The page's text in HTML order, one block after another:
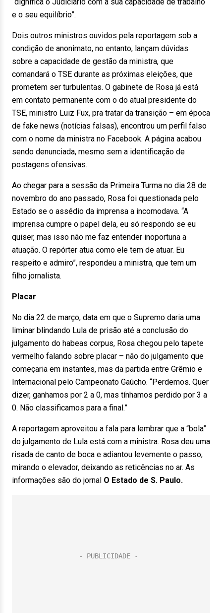
e o seu equilíbrio”.
Dois outros ministros ouvidos pela reportagem sob a
condição de anonimato, no entanto, lançam dúvidas
sobre a capacidade de gestão da ministra, que
comandará o TSE durante as próximas eleições, que
prometem ser turbulentas. O gabinete de Rosa já está
em contato permanente com o do atual presidente do
TSE, ministro Luiz Fux, pra tratar da transição – em época
de fake news (notícias falsas), encontrou um perfil falso
com o nome da ministra no Facebook. A página acabou
sendo denunciada, mesmo sem a identificação de
postagens ofensivas.
Ao chegar para a sessão da Primeira Turma no dia 28 de
novembro do ano passado, Rosa foi questionada pelo
Estado se o assédio da imprensa a incomodava. “A
imprensa cumpre o papel dela, eu só respondo se eu
quiser, mas isso não me faz entender inoportuna a
atuação. O repórter atua como ele tem de atuar. Eu
respeito e admiro”, respondeu a ministra, que tem um
filho jornalista.
Placar
No dia 22 de março, data em que o Supremo daria uma
liminar blindando Lula de prisão até a conclusão do
julgamento do habeas corpus, Rosa chegou pelo tapete
vermelho falando sobre placar – não do julgamento que
começaria em instantes, mas da partida entre Grêmio e
Internacional pelo Campeonato Gaúcho. “Perdemos. Quer
dizer, ganhamos por 2 a 0, mas tínhamos perdido por 3 a
0. Não classificamos para a final.”
A reportagem aproveitou a fala para lembrar que a “bola”
do julgamento de Lula está com a ministra. Rosa deu uma
risada de canto de boca e adiantou levemente o passo,
mirando o elevador, deixando as reticências no ar. As
informações são do jornal O Estado de S. Paulo.